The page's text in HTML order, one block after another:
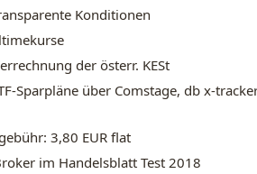
Konditionen
der österr. KESt
Sparpläne über Comstage, db x-
3,80 EUR flat
im Handelsblatt Test 2018